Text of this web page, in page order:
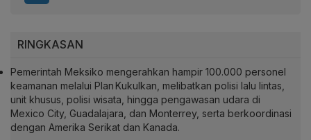
RINGKASAN
Pemerintah Meksiko mengerahkan hampir 100.000 personel
keamanan melalui Plan Kukulkan, melibatkan polisi lalu lintas,
unit khusus, polisi wisata, hingga pengawasan udara di
Mexico City, Guadalajara, dan Monterrey, serta berkoordinasi
dengan Amerika Serikat dan Kanada.